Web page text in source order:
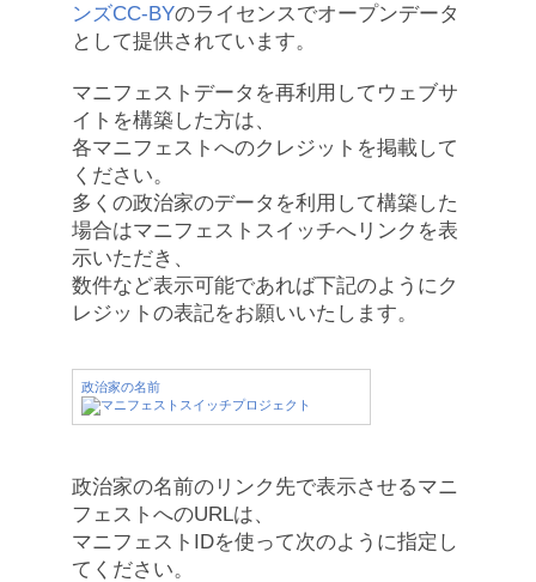
ンズCC-BYのライセンスでオープンデータ
として提供されています。
マニフェストデータを再利用してウェブサ
イトを構築した方は、
各マニフェストへのクレジットを掲載して
ください。
多くの政治家のデータを利用して構築した
場合はマニフェストスイッチへリンクを表
示いただき、
数件など表示可能であれば下記のようにク
レジットの表記をお願いいたします。
政治家の名前
政治家の名前のリンク先で表示させるマニ
フェストへのURLは、
マニフェストIDを使って次のように指定し
てください。